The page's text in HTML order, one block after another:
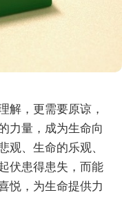
解，更需要原谅，
力量，成为生命向
观、生命的乐观、
伏患得患失，而能
悦，为生命提供力